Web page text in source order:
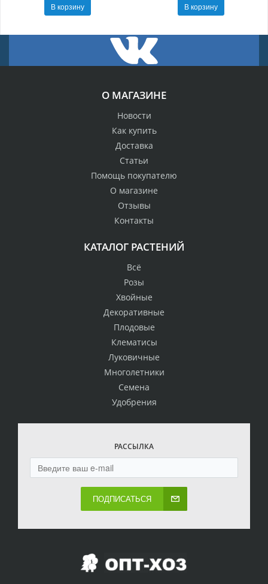
В корзину
В корзину
О МАГАЗИНЕ
Новости
Как купить
Доставка
Статьи
Помощь покупателю
О магазине
Отзывы
Контакты
КАТАЛОГ РАСТЕНИЙ
Всё
Розы
Хвойные
Декоративные
Плодовые
Клематисы
Луковичные
Многолетники
Семена
Удобрения
РАССЫЛКА
ПОДПИСАТЬСЯ